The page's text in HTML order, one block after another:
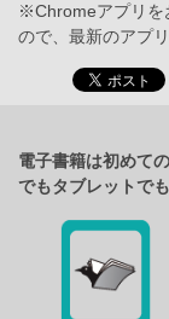
※Chromeアプリを
ので、最新のアプ
電子書籍は初めて
でもタブレットで